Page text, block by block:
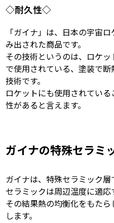
◇耐久性◇
「ガイナ」は、日本の宇宙
み出された商品です。
その技術というのは、ロケッ
で使用されている、塗装で
技術です。
ロケットにも使用されてい
性があると言えます。
ガイナの特殊セラミ
ガイナは、特殊セラミック
セラミックは周辺温度に適応
その結果熱の均衡化をもた
します。